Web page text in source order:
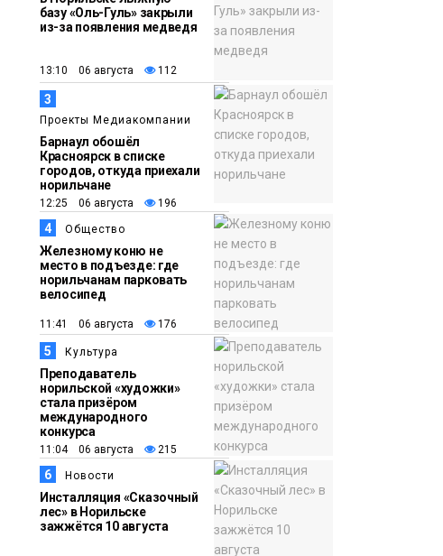
ливнях, граде и
шквалистом ветре на
юге Таймыра
17:37
05 августа
Общество
Акцию «Помоги пойти
учиться» запустили в
Молодёжном центре
16:50
05 августа
Новости
Лучшего
изолировщика на
термоизоляции
определили на
ремонтном
предприятии
«Норникеля»
базу «Оль-Гуль» закрыли
из-за появления медведя
13:10 06 августа 112
3
Проекты Медиакомпании
Барнаул обошёл
Красноярск в списке
городов, откуда приехали
норильчане
12:25 06 августа 196
4 Общество
Железному коню не
место в подъезде: где
норильчанам парковать
велосипед
11:41 06 августа 176
5 Культура
Преподаватель
норильской «художки»
стала призёром
международного
конкурса
11:04 06 августа 215
6 Новости
Инсталляция «Сказочный
лес» в Норильске
зажжётся 10 августа